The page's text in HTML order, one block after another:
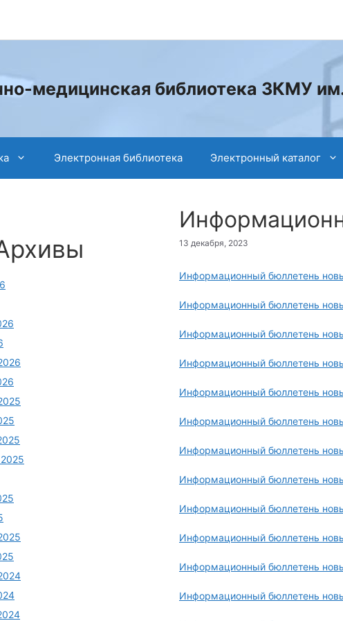
медицинская библиотека ЗКМУ
Электронная библиотека Электронный каталог
13 декабря, 2023
Информационный бюллетень
Информационный бюллетень
Информационный бюллетень
Информационный бюллетень
Информационный бюллетень
Информационный бюллетень
Информационный бюллетень
Информационный бюллетень
Информационный бюллетень
Информационный бюллетень
Информационный бюллетень
Информационный бюллетень